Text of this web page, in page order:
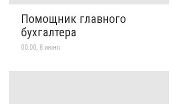
Помощник главного
бухгалтера
00:00, 8 июня